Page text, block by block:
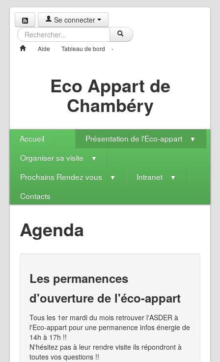
Se connecter
Aide Tableau de bord -
Eco Appart de
Chambéry
Accueil Présentation de l'Eco-appart ▼
Organiser sa visite ▼
Prochains Rendez vous ▼ Intranet ▼
Contacts
Agenda
Les permanences
d'ouverture de l'éco-appart
Tous les 1er mardi du mois retrouver l'ASDER à
l'Eco-appart pour une permanence infos énergie de
14h à 17h !!
N'hésitez pas à leur rendre visite ils répondront à
toutes vos questions !!